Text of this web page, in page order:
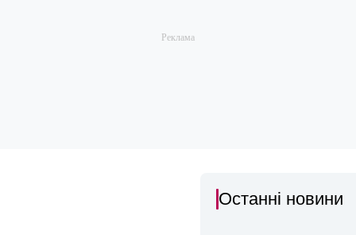
Останні новини